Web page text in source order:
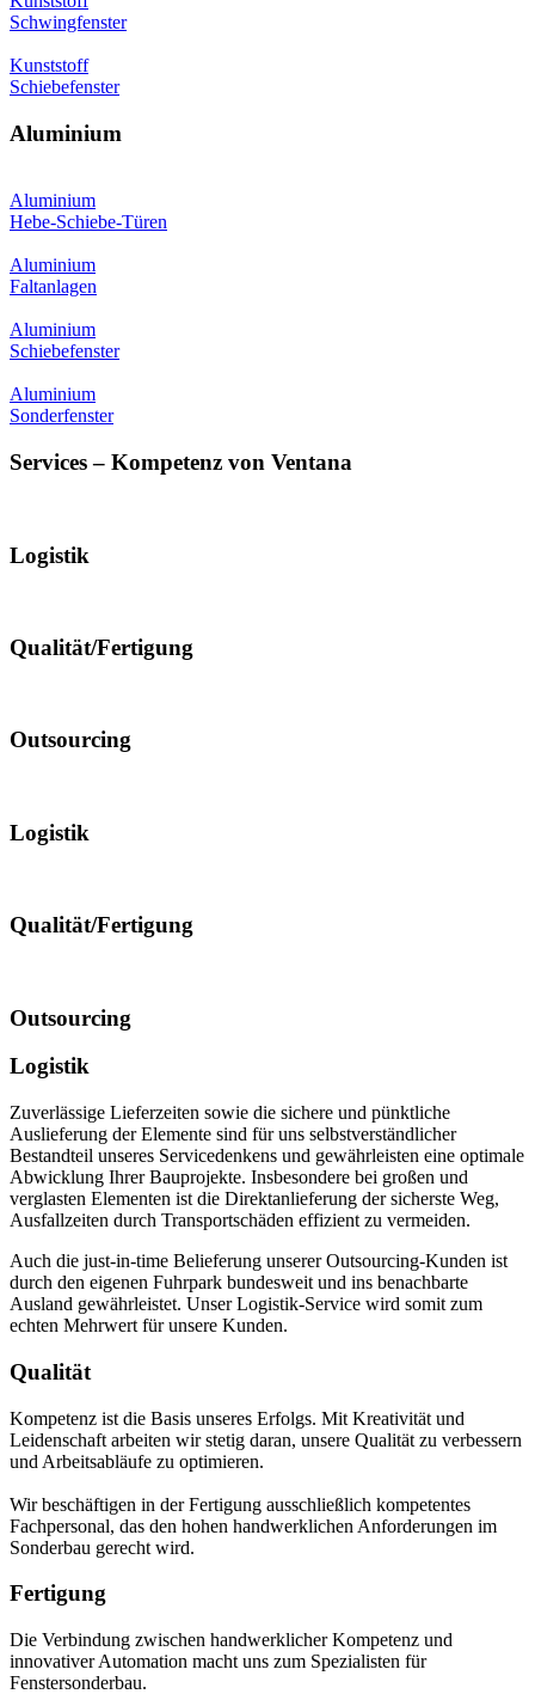
Schwingfenster
Kunststoff
Schiebefenster
Aluminium
Aluminium
Hebe-Schiebe-Türen
Aluminium
Faltanlagen
Aluminium
Schiebefenster
Aluminium
Sonderfenster
Services – Kompetenz von Ventana
Logistik
Qualität/Fertigung
Outsourcing
Logistik
Qualität/Fertigung
Outsourcing
Logistik
Zuverlässige Lieferzeiten sowie die sichere und pünktliche
Auslieferung der Elemente sind für uns selbstverständlicher
Bestandteil unseres Servicedenkens und gewährleisten eine optimale
Abwicklung Ihrer Bauprojekte. Insbesondere bei großen und
verglasten Elementen ist die Direktanlieferung der sicherste Weg,
Ausfallzeiten durch Transportschäden effizient zu vermeiden.
Auch die just-in-time Belieferung unserer Outsourcing-Kunden ist
durch den eigenen Fuhrpark bundesweit und ins benachbarte
Ausland gewährleistet. Unser Logistik-Service wird somit zum
echten Mehrwert für unsere Kunden.
Qualität
Kompetenz ist die Basis unseres Erfolgs. Mit Kreativität und
Leidenschaft arbeiten wir stetig daran, unsere Qualität zu verbessern
und Arbeitsabläufe zu optimieren.
Wir beschäftigen in der Fertigung ausschließlich kompetentes
Fachpersonal, das den hohen handwerklichen Anforderungen im
Sonderbau gerecht wird.
Fertigung
Die Verbindung zwischen handwerklicher Kompetenz und
innovativer Automation macht uns zum Spezialisten für
Fenstersonderbau.